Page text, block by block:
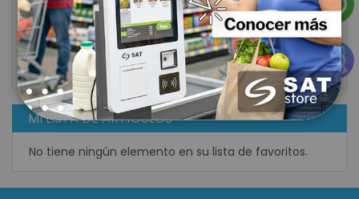
MI LISTA DE ARTÍCULOS
No tiene ningún elemento en su lista de favoritos.